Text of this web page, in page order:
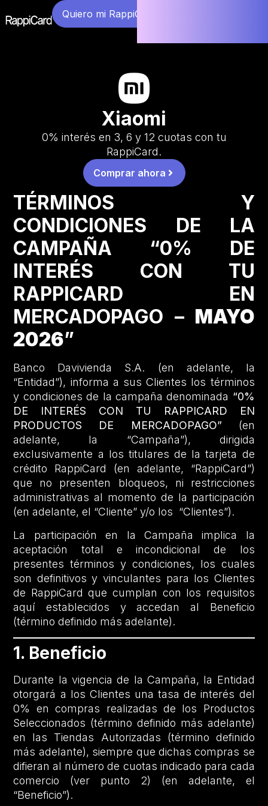
Quiero mi RappiCard
Xiaomi
0% interés en 3, 6 y 12 cuotas con tu
RappiCard.
Comprar ahora
TÉRMINOS Y
CONDICIONES DE LA
CAMPAÑA “0% DE
INTERÉS CON TU
RAPPICARD EN
MERCADOPAGO – MAYO
2026”
Banco Davivienda S.A. (en adelante, la
“Entidad”), informa a sus Clientes los términos
y condiciones de la campaña denominada “0%
DE INTERÉS CON TU RAPPICARD EN
PRODUCTOS DE MERCADOPAGO” (en
adelante, la “Campaña”), dirigida
exclusivamente a los titulares de la tarjeta de
crédito RappiCard (en adelante, “RappiCard”)
que no presenten bloqueos, ni restricciones
administrativas al momento de la participación
(en adelante, el “Cliente” y/o los “Clientes”).
La participación en la Campaña implica la
aceptación total e incondicional de los
presentes términos y condiciones, los cuales
son definitivos y vinculantes para los Clientes
de RappiCard que cumplan con los requisitos
aquí establecidos y accedan al Beneficio
(término definido más adelante).
1. Beneficio
Durante la vigencia de la Campaña, la Entidad
otorgará a los Clientes una tasa de interés del
0% en compras realizadas de los Productos
Seleccionados (término definido más adelante)
en las Tiendas Autorizadas (término definido
más adelante), siempre que dichas compras se
difieran al número de cuotas indicado para cada
comercio (ver punto 2) (en adelante, el
“Beneficio”).